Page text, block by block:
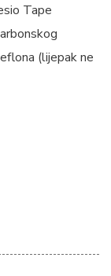
Tape
(lijepak ne